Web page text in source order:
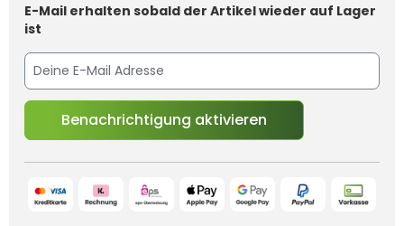
E-Mail erhalten sobald der Artikel wieder auf Lager
ist
Benachrichtigung aktivieren